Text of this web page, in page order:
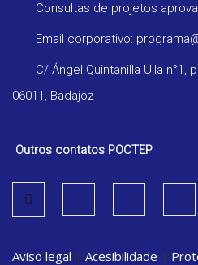
Consultas de projetos
Email corporativo:
C/ Ángel Quintanilla Ulla n°1,
06011, Badajoz
Outros contatos POCTEP
Aviso legal | Acesibilidade |